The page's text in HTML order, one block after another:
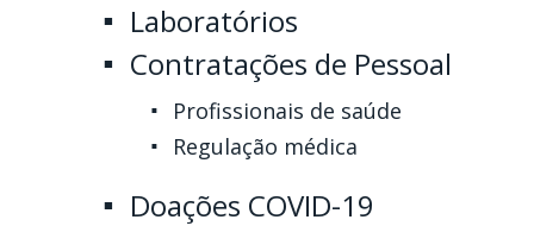
Laboratórios
Contratações de Pessoal
Profissionais de saúde
Regulação médica
Doações COVID-19